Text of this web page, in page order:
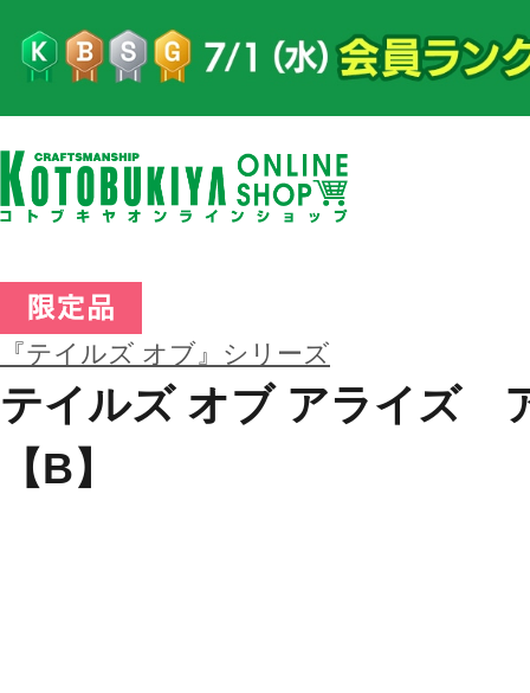
『テイルズ オブ』シリーズ
テイルズ オブ アライズ
【B】